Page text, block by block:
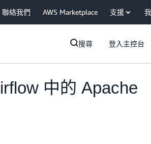
聯絡我們 AWS Marketplace 支援
搜尋 登入主控台
中的 Apache